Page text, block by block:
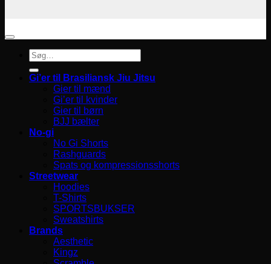
Søg
efter:
Gi’er til Brasiliansk Jiu Jitsu
Gier til mænd
Gi’er til kvinder
Gier til børn
BJJ bælter
No-gi
No Gi Shorts
Rashguards
Spats og kompressionsshorts
Streetwear
Hoodies
T-Shirts
SPORTSBUKSER
Sweatshirts
Brands
Aesthetic
Kingz